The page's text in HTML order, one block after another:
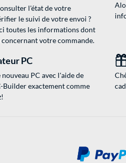
l'état de votre
le suivi de votre envoi ?
toutes les informations dont
concernant votre commande.
PC
PC avec l'aide de
Builder exactement comme